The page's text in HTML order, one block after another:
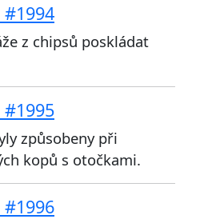
z chipsů poskládat
způsobeny při
kopů s otočkami.